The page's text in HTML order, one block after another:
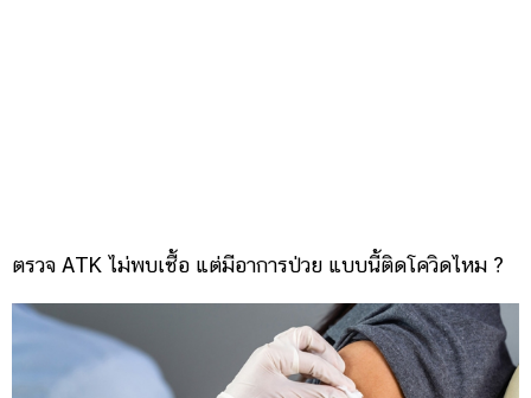
ตรวจ ATK ไม่พบเชื้อ แต่มีอาการป่วย แบบนี้ติดโควิดไหม ?